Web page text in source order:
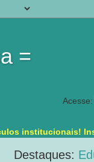
=
Acesse:
institucionais!
Destaques: